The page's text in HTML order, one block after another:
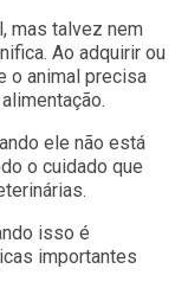
mas talvez nem
Ao adquirir ou
o animal precisa
ele não está
o cuidado que
isso é
importantes